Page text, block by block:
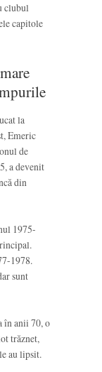
clubul
capitole
la
Emeric
de
a devenit
din
1975-
1978.
sunt
în anii 70, o
trăznet,
au lipsit.